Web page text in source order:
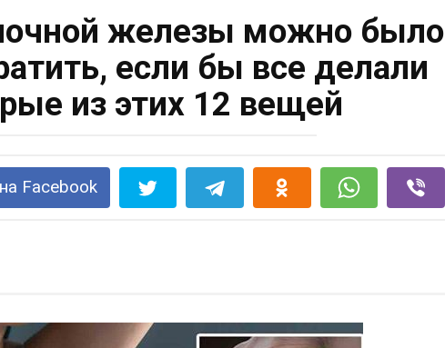
железы можно было
если бы все делали
из этих 12 вещей
Facebook